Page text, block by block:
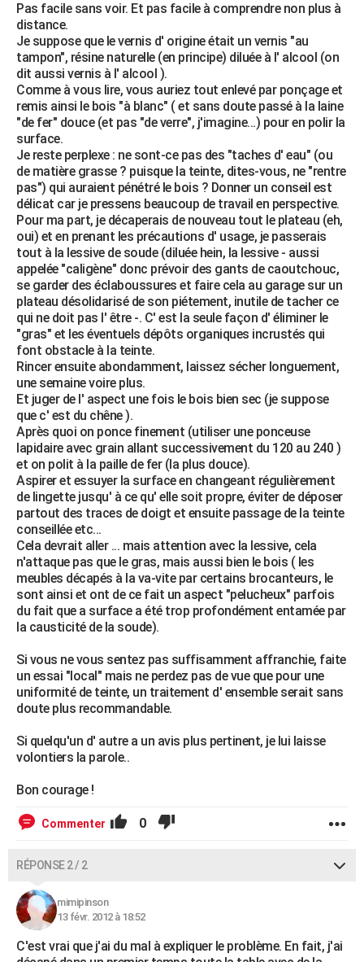
Pas facile sans voir. Et pas facile à comprendre non plus à
distance.
Je suppose que le vernis d' origine était un vernis "au
tampon", résine naturelle (en principe) diluée à l' alcool (on
dit aussi vernis à l' alcool ).
Comme à vous lire, vous auriez tout enlevé par ponçage et
remis ainsi le bois "à blanc" ( et sans doute passé à la laine
"de fer" douce (et pas "de verre", j'imagine...) pour en polir la
surface.
Je reste perplexe : ne sont-ce pas des "taches d' eau" (ou
de matière grasse ? puisque la teinte, dites-vous, ne "rentre
pas") qui auraient pénétré le bois ? Donner un conseil est
délicat car je pressens beaucoup de travail en perspective.
Pour ma part, je décaperais de nouveau tout le plateau (eh,
oui) et en prenant les précautions d' usage, je passerais
tout à la lessive de soude (diluée hein, la lessive - aussi
appelée "caligène" donc prévoir des gants de caoutchouc,
se garder des éclaboussures et faire cela au garage sur un
plateau désolidarisé de son piétement, inutile de tacher ce
qui ne doit pas l' être -. C' est la seule façon d' éliminer le
"gras" et les éventuels dépôts organiques incrustés qui
font obstacle à la teinte.
Rincer ensuite abondamment, laissez sécher longuement,
une semaine voire plus.
Et juger de l' aspect une fois le bois bien sec (je suppose
que c' est du chêne ).
Après quoi on ponce finement (utiliser une ponceuse
lapidaire avec grain allant successivement du 120 au 240 )
et on polit à la paille de fer (la plus douce).
Aspirer et essuyer la surface en changeant régulièrement
de lingette jusqu' à ce qu' elle soit propre, éviter de déposer
partout des traces de doigt et ensuite passage de la teinte
conseillée etc...
Cela devrait aller ... mais attention avec la lessive, cela
n'attaque pas que le gras, mais aussi bien le bois ( les
meubles décapés à la va-vite par certains brocanteurs, le
sont ainsi et ont de ce fait un aspect "pelucheux" parfois
du fait que a surface a été trop profondément entamée par
la causticité de la soude).
Si vous ne vous sentez pas suffisamment affranchie, faite
un essai "local" mais ne perdez pas de vue que pour une
uniformité de teinte, un traitement d' ensemble serait sans
doute plus recommandable.
Si quelqu'un d' autre a un avis plus pertinent, je lui laisse
volontiers la parole..
Bon courage !
Commenter 0
RÉPONSE 2 / 2
mimipinson
13 févr. 2012 à 18:52
C'est vrai que j'ai du mal à expliquer le problème. En fait, j'ai